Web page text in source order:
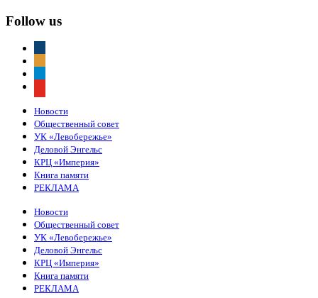
Follow us
Новости
Общественный совет
УК «Левобережье»
Деловой Энгельс
КРЦ «Империя»
Книга памяти
РЕКЛАМА
Новости
Общественный совет
УК «Левобережье»
Деловой Энгельс
КРЦ «Империя»
Книга памяти
РЕКЛАМА